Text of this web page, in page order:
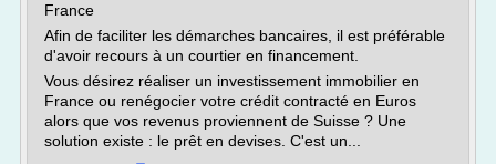
France
Afin de faciliter les démarches bancaires, il est préférable
d'avoir recours à un courtier en financement.
Vous désirez réaliser un investissement immobilier en
France ou renégocier votre crédit contracté en Euros
alors que vos revenus proviennent de Suisse ? Une
solution existe : le prêt en devises. C'est un...